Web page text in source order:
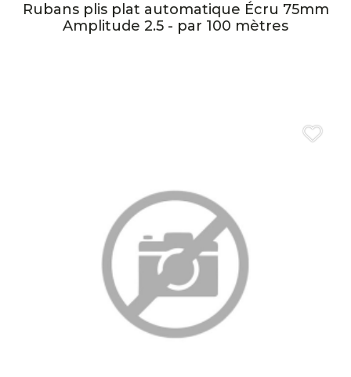
Rubans plis plat automatique Écru 75mm
Amplitude 2.5 - par 100 mètres